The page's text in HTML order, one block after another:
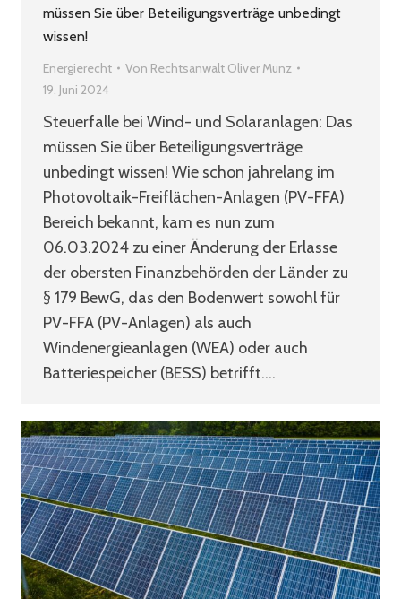
müssen Sie über Beteiligungsverträge unbedingt
wissen!
Energierecht Von Rechtsanwalt Oliver Munz
19. Juni 2024
Steuerfalle bei Wind- und Solaranlagen: Das
müssen Sie über Beteiligungsverträge
unbedingt wissen! Wie schon jahrelang im
Photovoltaik-Freiflächen-Anlagen (PV-FFA)
Bereich bekannt, kam es nun zum
06.03.2024 zu einer Änderung der Erlasse
der obersten Finanzbehörden der Länder zu
§ 179 BewG, das den Bodenwert sowohl für
PV-FFA (PV-Anlagen) als auch
Windenergieanlagen (WEA) oder auch
Batteriespeicher (BESS) betrifft.…